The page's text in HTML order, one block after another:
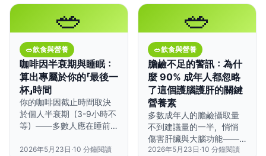
🥗
🥗飲食與營養
咖啡因半衰期與睡眠：
算出專屬於你的「最後一
杯」時間
你的咖啡因截止時間取決
於個人半衰期（3-9小時不
等）——多數人應在睡前
因差異可能讓這個時間前
2026年5月23日 ·10 分鐘閱讀
🥗
🥗飲食與營養
膽鹼不足的警訊：為什
麼 90% 成年人都忽略
了這個護腦護肝的關鍵
營養素
多數成年人的膽鹼攝取量
不到建議量的一半，悄悄
傷害肝臟與大腦功能——
雞蛋和肝臟是最快速有效
2026年5月23日 ·10 分鐘閱讀